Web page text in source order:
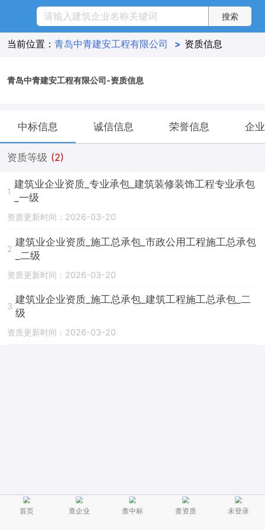
当前位置： 青岛中青建安工程有限公司 > 资质信息
青岛中青建安工程有限公司-资质信息
中标信息 诚信信息 荣誉信息 企
资质等级 (2)
1
建筑业企业资质_专业承包_建筑装修装饰工程专业承包
_一级
资质更新时间：2026-03-20
2
建筑业企业资质_施工总承包_市政公用工程施工总承包
_二级
资质更新时间：2026-03-20
3
建筑业企业资质_施工总承包_建筑工程施工总承包_二
级
资质更新时间：2026-03-20
首页 查企业 查中标 查资质 未登录